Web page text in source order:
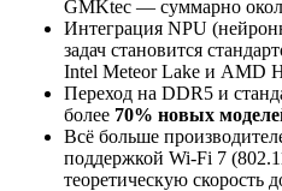
GMKtec — суммарно
Интеграция NPU
задач становится
Intel Meteor Lake и AMD
Переход на DDR5 и
более 70% новых
Всё больше
поддержкой Wi-Fi 7
теоретическую скорость